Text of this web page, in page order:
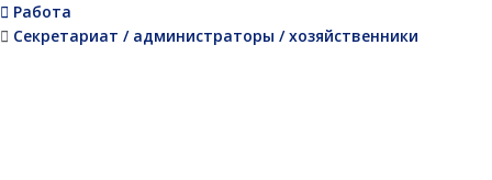
Работа
Секретариат / администраторы / хозяйственники